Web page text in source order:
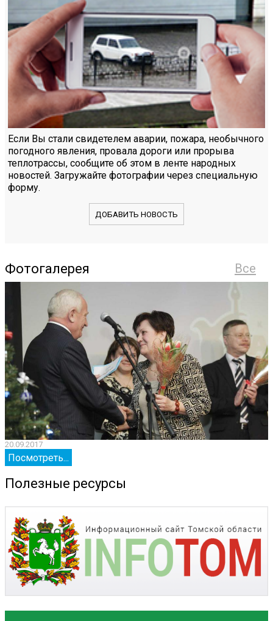
Если Вы стали свидетелем аварии, пожара, необычного
погодного явления, провала дороги или прорыва
теплотрассы, сообщите об этом в ленте народных
новостей. Загружайте фотографии через специальную
форму.
ДОБАВИТЬ НОВОСТЬ
Все
Фотогалерея
20.09.2017
Посмотреть...
Полезные ресурсы